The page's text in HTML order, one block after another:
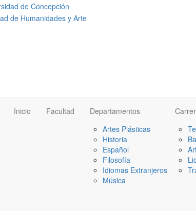
Inicio Facultad
Departamentos
Artes Plásticas
Historia
Español
Filosofía
Idiomas Extranjeros
Música